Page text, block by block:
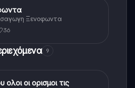
Ξενοφωντα
36
9
ολοι οι ορισμοι τις